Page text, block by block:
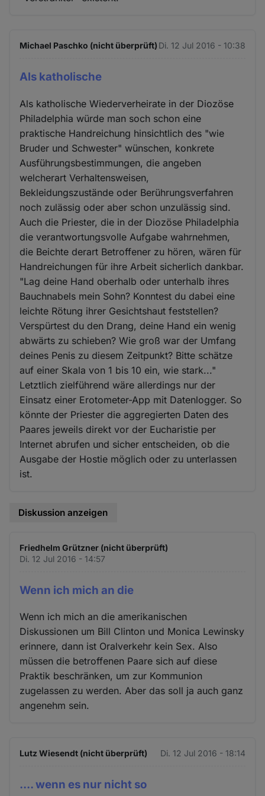
Michael Paschko (nicht überprüft) Di. 12 Jul 2016 - 10:38
Als katholische
Als katholische Wiederverheirate in der Diozöse
Philadelphia würde man soch schon eine
praktische Handreichung hinsichtlich des "wie
Bruder und Schwester" wünschen, konkrete
Ausführungsbestimmungen, die angeben
welcherart Verhaltensweisen,
Bekleidungszustände oder Berührungsverfahren
noch zulässig oder aber schon unzulässig sind.
Auch die Priester, die in der Diozöse Philadelphia
die verantwortungsvolle Aufgabe wahrnehmen,
die Beichte derart Betroffener zu hören, wären für
Handreichungen für ihre Arbeit sicherlich dankbar.
"Lag deine Hand oberhalb oder unterhalb ihres
Bauchnabels mein Sohn? Konntest du dabei eine
leichte Rötung ihrer Gesichtshaut feststellen?
Verspürtest du den Drang, deine Hand ein wenig
abwärts zu schieben? Wie groß war der Umfang
deines Penis zu diesem Zeitpunkt? Bitte schätze
auf einer Skala von 1 bis 10 ein, wie stark..."
Letztlich zielführend wäre allerdings nur der
Einsatz einer Erotometer-App mit Datenlogger. So
könnte der Priester die aggregierten Daten des
Paares jeweils direkt vor der Eucharistie per
Internet abrufen und sicher entscheiden, ob die
Ausgabe der Hostie möglich oder zu unterlassen
ist.
Diskussion anzeigen
Friedhelm Grützner (nicht überprüft)
Di. 12 Jul 2016 - 14:57
Wenn ich mich an die
Wenn ich mich an die amerikanischen
Diskussionen um Bill Clinton und Monica Lewinsky
erinnere, dann ist Oralverkehr kein Sex. Also
müssen die betroffenen Paare sich auf diese
Praktik beschränken, um zur Kommunion
zugelassen zu werden. Aber das soll ja auch ganz
angenehm sein.
Lutz Wiesendt (nicht überprüft) Di. 12 Jul 2016 - 18:14
.... wenn es nur nicht so